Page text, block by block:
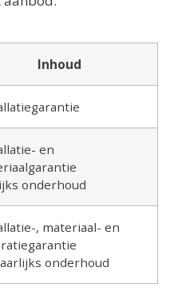
Inhoud
en
onderhoud
, materiaal- en
onderhoud